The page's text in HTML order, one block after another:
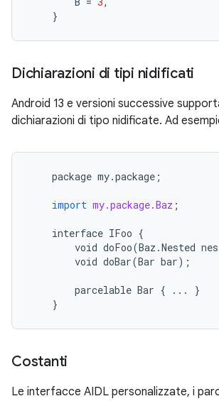
}
Dichiarazioni di tipi nidificati
Android 13 e versioni successive
dichiarazioni di tipo nidificate. Ad
package my.package ;
import my.package.Baz ;
interface IFoo {
void doFoo(Baz .Nested
void doBar(Bar bar);
parcelable Bar { ... }
}
Costanti
Le interfacce AIDL personalizzate, i